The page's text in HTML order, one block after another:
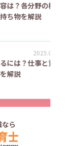
は？各分野の概要
ち物を解説
2025.08.25
には？仕事と資格
解説
ら